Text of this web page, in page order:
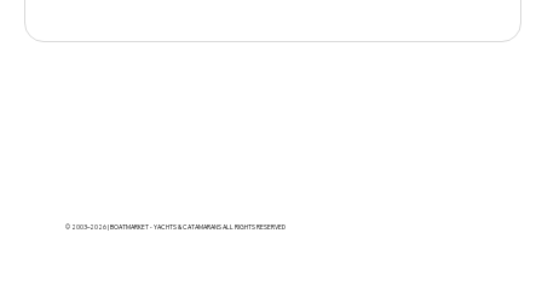
© 2003–2026 | BOATMARKET - YACHTS & CATAMARANS ALL RIGHTS RESERVED